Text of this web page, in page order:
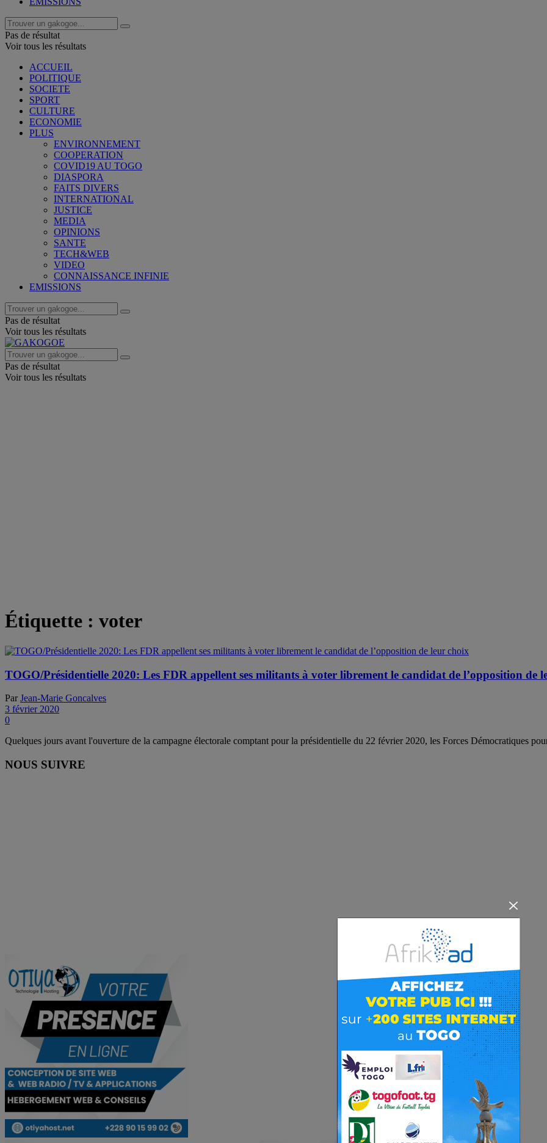
Pas de résultat
Voir tous les résultats
ACCUEIL
POLITIQUE
SOCIETE
SPORT
CULTURE
ECONOMIE
PLUS
ENVIRONNEMENT
COOPERATION
COVID19 AU TOGO
DIASPORA
FAITS DIVERS
INTERNATIONAL
JUSTICE
MEDIA
OPINIONS
SANTE
TECH&WEB
VIDEO
CONNAISSANCE INFINIE
EMISSIONS
Pas de résultat
Voir tous les résultats
Pas de résultat
Voir tous les résultats
Étiquette : voter
TOGO/Présidentielle 2020: Les FDR appellent ses militants à voter librement le candidat de l’opposition de
Par Jean-Marie Goncalves
3 février 2020
0
Quelques jours avant l'ouverture de la campagne électorale comptant pour la présidentielle du 22 février 2020, les Forces Démocratiques
NOUS SUIVRE